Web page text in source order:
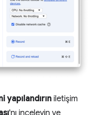
iletişim
'nı inceleyin ve